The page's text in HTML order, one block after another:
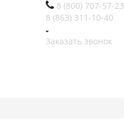
8 (800) 707-57-23
8 (863) 311-10-40
Заказать звонок